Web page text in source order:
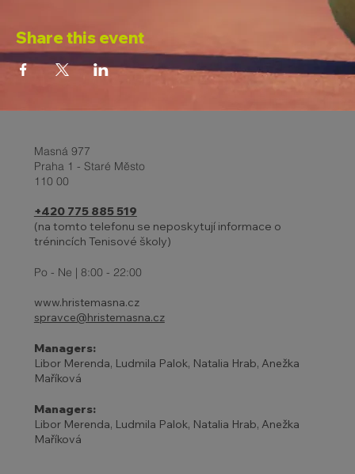
Share this event
Masná 977
Praha 1 - Staré Město
110 00
+420 775 885 519
(na tomto telefonu se neposkytují informace o
trénincích Tenisové školy)
Po - Ne | 8:00 - 22:00
www.hristemasna.cz
spravce@hristemasna.cz
Managers:
Libor Merenda, Ludmila Palok, Natalia Hrab, Anežka
Maříková
Managers:
Libor Merenda, Ludmila Palok, Natalia Hrab, Anežka
Maříková